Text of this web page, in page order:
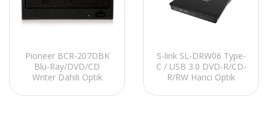
Pioneer BCR-207DBK
Blu-Ray/DVD/CD
Writer Dahili Optik
S-link SL-DRW06 Type-
C / USB 3.0 DVD-R/CD-
R/RW Harici Optik